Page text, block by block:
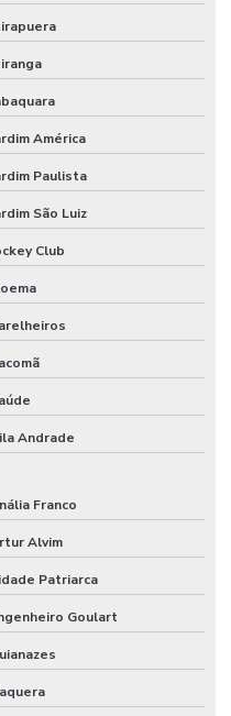
preço
América
Paulista
São Luiz
Club
Andrade
Franco
Alvim
Patriarca
Goulart